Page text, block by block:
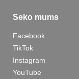
Seko mums
Facebook
TikTok
Instagram
YouTube